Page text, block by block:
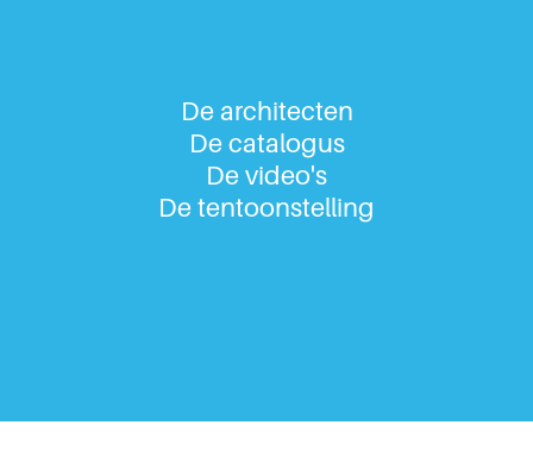
De architecten
De catalogus
De video's
De tentoonstelling